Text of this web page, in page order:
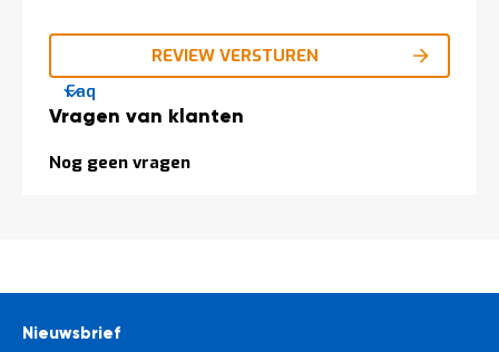
REVIEW VERSTUREN
Faq
Vragen van klanten
Nog geen vragen
Nieuwsbrief